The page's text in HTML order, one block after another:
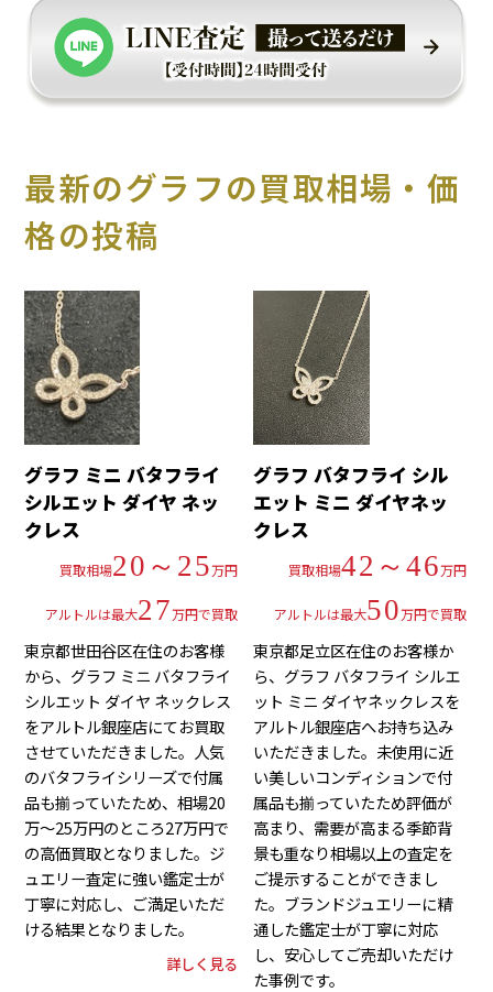
最新のグラフの買取相場・価
格の投稿
グラフ ミニ バタフライ
シルエット ダイヤ ネッ
クレス
買取相場20～25万円
アルトルは最大27万円で買取
東京都世田谷区在住のお客様
から、グラフ ミニ バタフライ
シルエット ダイヤ ネックレス
をアルトル銀座店にてお買取
させていただきました。人気
のバタフライシリーズで付属
品も揃っていたため、相場20
万～25万円のところ27万円で
の高価買取となりました。ジ
ュエリー査定に強い鑑定士が
丁寧に対応し、ご満足いただ
ける結果となりました。
詳しく見る
グラフ バタフライ シル
エット ミニ ダイヤネッ
クレス
買取相場42～46万円
アルトルは最大50万円で買取
東京都足立区在住のお客様か
ら、グラフ バタフライ シルエ
ット ミニ ダイヤネックレスを
アルトル銀座店へお持ち込み
いただきました。未使用に近
い美しいコンディションで付
属品も揃っていたため評価が
高まり、需要が高まる季節背
景も重なり相場以上の査定を
ご提示することができまし
た。ブランドジュエリーに精
通した鑑定士が丁寧に対応
し、安心してご売却いただけ
た事例です。